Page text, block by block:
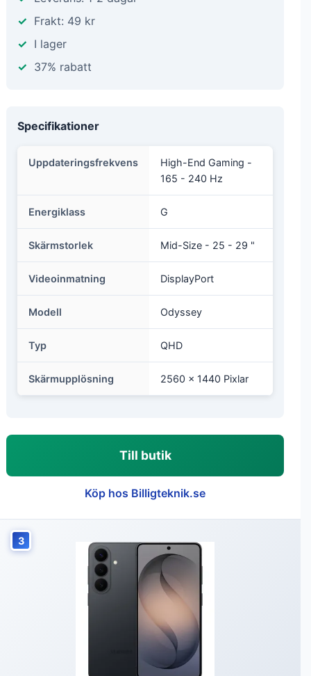
Frakt: 49 kr
I lager
37% rabatt
Specifikationer
Uppdateringsfrekvens
High-End Gaming -
165 - 240 Hz
Energiklass G
Skärmstorlek Mid-Size - 25 - 29 "
Videoinmatning DisplayPort
Modell Odyssey
Typ QHD
Skärmupplösning 2560 x 1440 Pixlar
Till butik
Köp hos Billigteknik.se
3